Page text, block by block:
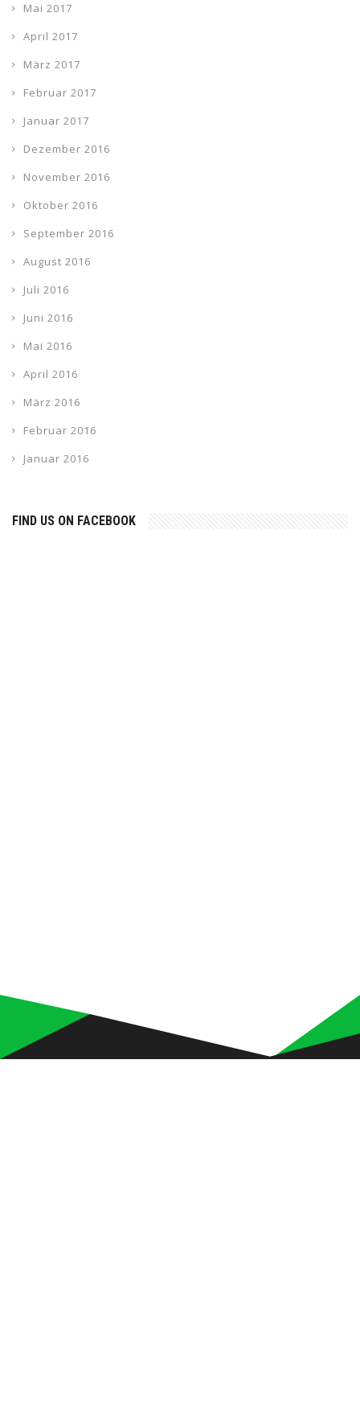
Mai 2017
April 2017
März 2017
Februar 2017
Januar 2017
Dezember 2016
November 2016
Oktober 2016
September 2016
August 2016
Juli 2016
Juni 2016
Mai 2016
April 2016
März 2016
Februar 2016
Januar 2016
FIND US ON FACEBOOK